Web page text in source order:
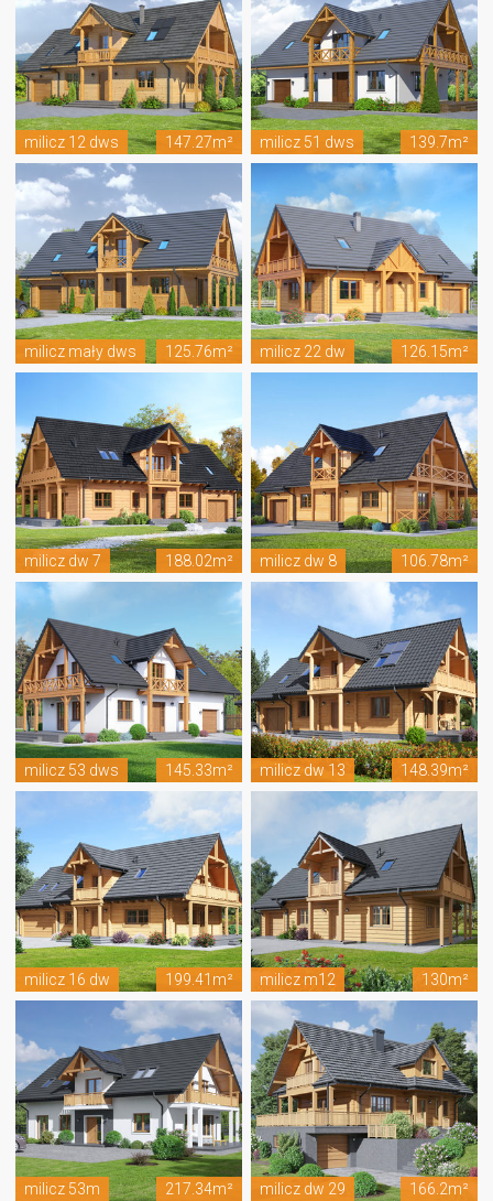
milicz 12 dws 147.27m² milicz 51 dws 139.7m²
milicz mały dws 125.76m² milicz 22 dw 126.15m²
milicz dw 7 188.02m² milicz dw 8 106.78m²
milicz 53 dws 145.33m² milicz dw 13 148.39m²
milicz 16 dw 199.41m² milicz m12 130m²
milicz 53m 217.34m² milicz dw 29 166.2m²